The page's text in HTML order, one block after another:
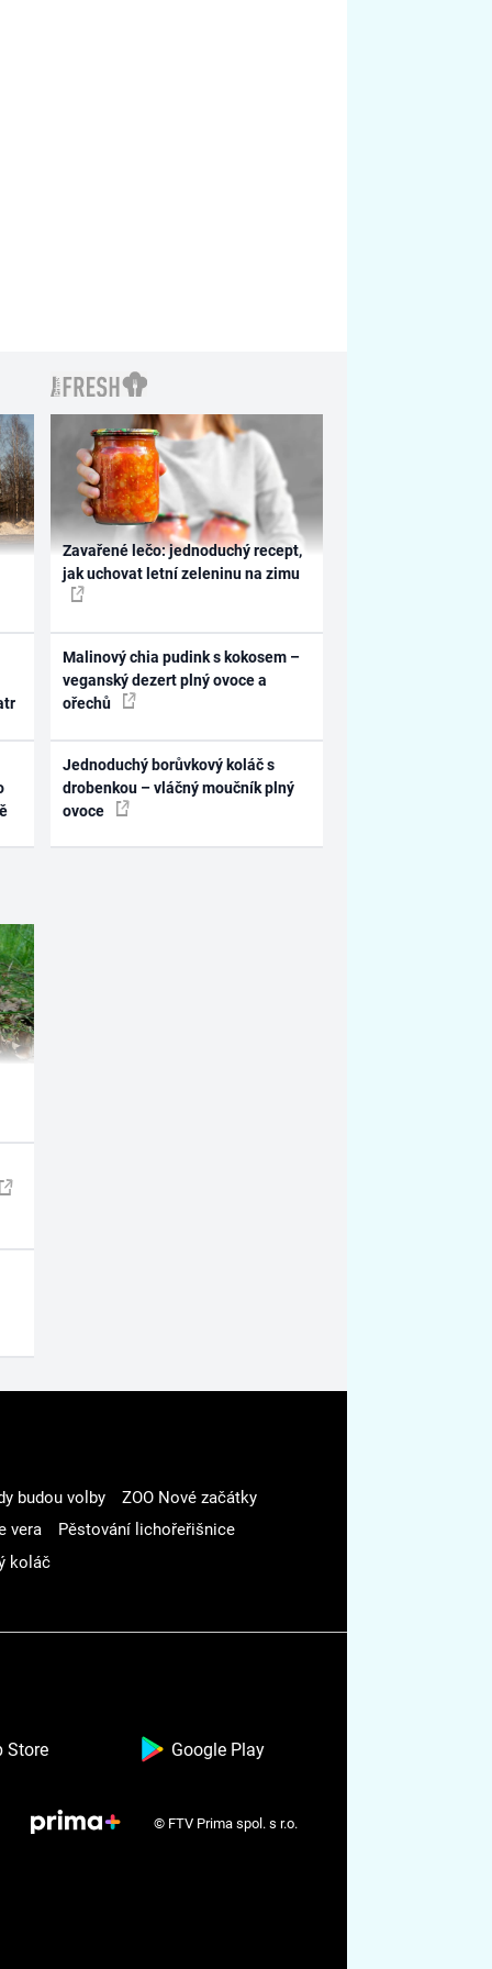
Zavařené lečo: jednoduchý recept,
jak uchovat letní zeleninu na zimu
Malinový chia pudink s kokosem –
veganský dezert plný ovoce a
ořechů
Jednoduchý borůvkový koláč s
drobenkou – vláčný moučník plný
ovoce
budou volby
ZOO Nové začátky
vera
Pěstování lichořeřišnice
koláč
Store Google Play
© FTV Prima spol. s r.o.